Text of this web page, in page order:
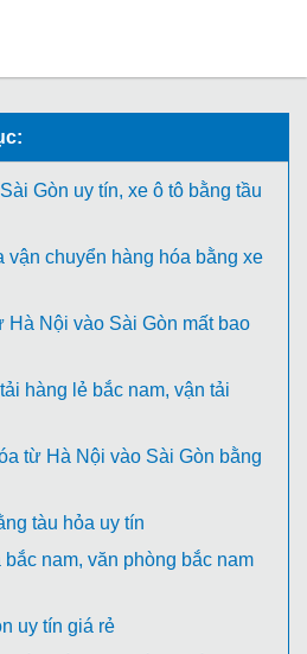
Gòn uy tín, xe ô tô bằng tầu
chuyển hàng hóa bằng xe
Hà Nội vào Sài Gòn mất bao
hàng lẻ bắc nam, vận tải
từ Hà Nội vào Sài Gòn bằng
tàu hỏa uy tín
nam, văn phòng bắc nam
uy tín giá rẻ